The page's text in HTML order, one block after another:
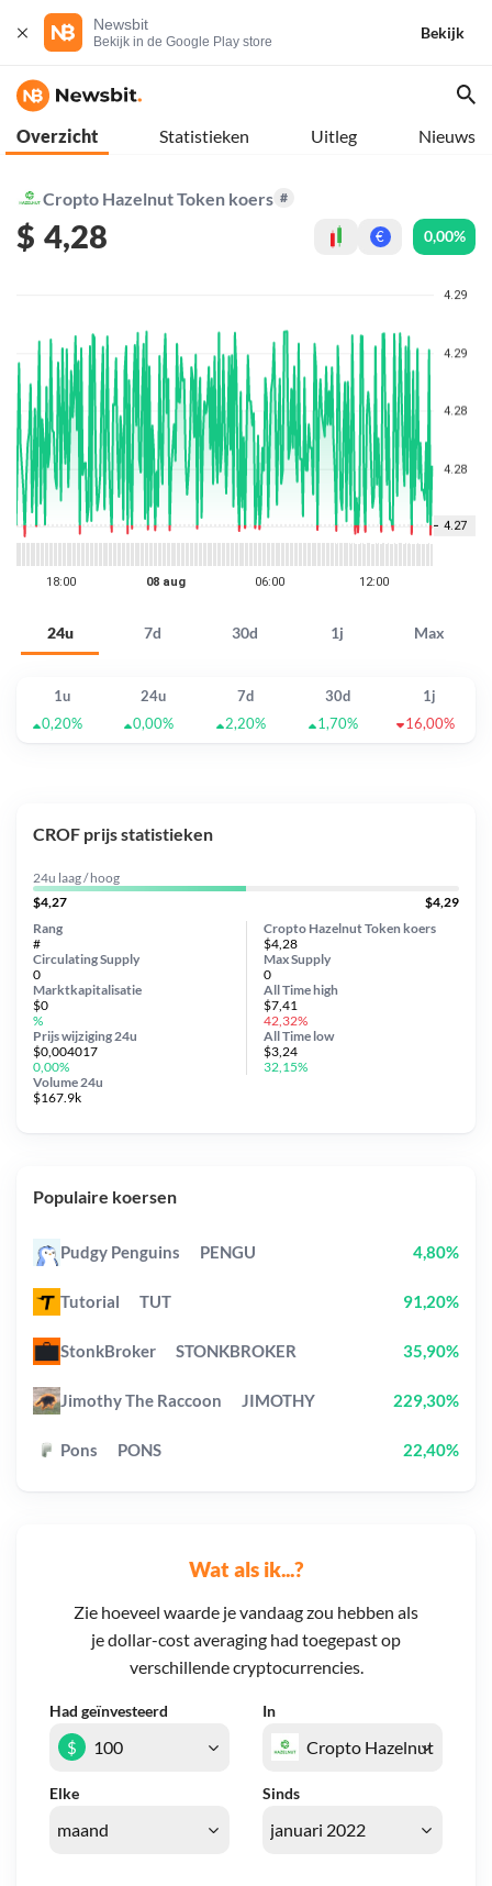
Newsbit
Bekijk in de Google Play store
Bekijk
Overzicht Statistieken Uitleg Nieuws
Cropto Hazelnut Token koers #
$ 4,28 € 0,00%
24u 7d 30d 1j Max
1u 24u 7d 30d
1j
0,20%
0,00% 2,20% 1,70% 16,00%
Wat als ik...?
Zie hoeveel waarde je vandaag zou hebben als
je dollar-cost averaging had toegepast op
verschillende cryptocurrencies.
Had geïnvesteerd In
Elke Sinds
$
CROF prijs statistieken
24u laag / hoog
$4,27
$4,29
Cropto Hazelnut Token koers
$4,28
Circulating Supply
0
Prijs wijziging 24u
$0,004017
0,00%
Max Supply
0
Marktkapitalisatie
$0
%
Volume 24u
$167.9k
Rang
#
All Timehigh
$7,41
42,32%
All Time low
$3,24
32,15%
Populaire koersen
Pudgy Penguins PENGU 4,80%
Tutorial TUT 91,20%
StonkBroker STONKBROKER 35,90%
Jimothy The Raccoon JIMOTHY 229,30%
Pons PONS 22,40%